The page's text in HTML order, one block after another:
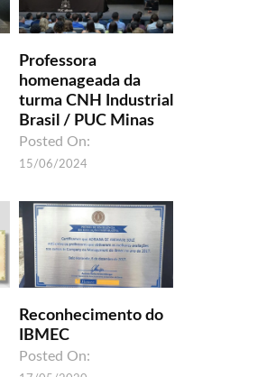
Professora
homenageada da
turma CNH Industrial
Brasil / PUC Minas
Posted On:
15/06/2024
Reconhecimento do
IBMEC
Posted On: